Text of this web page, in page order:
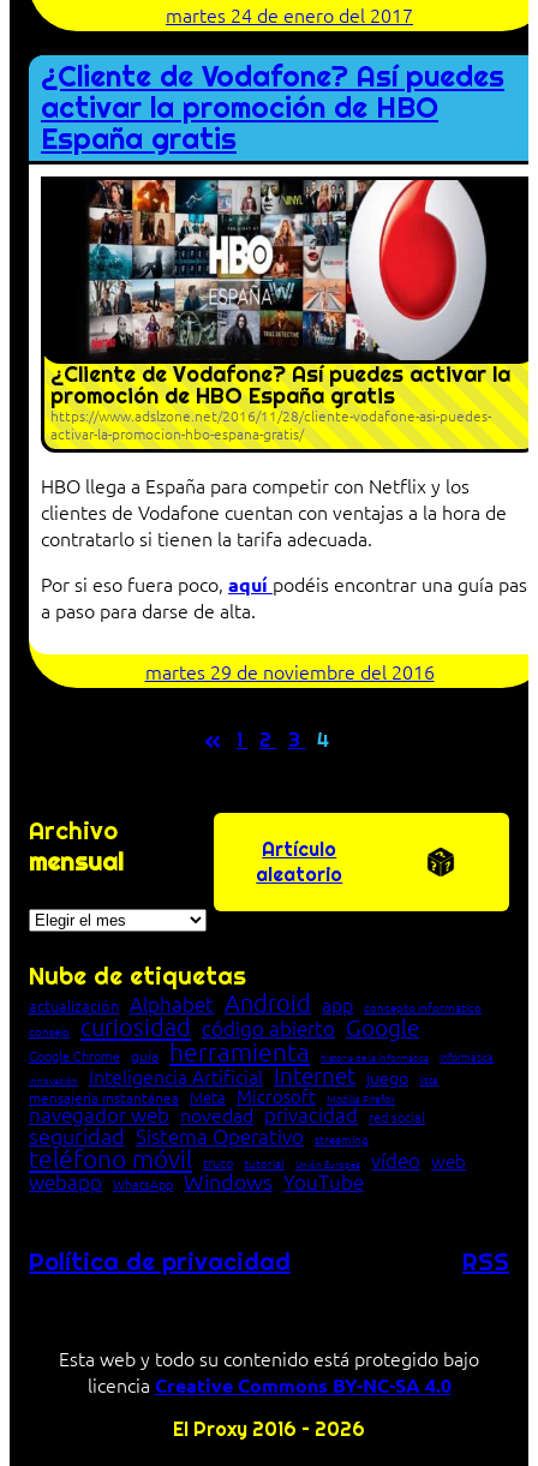
martes 24 de enero del 2017
¿Cliente de Vodafone? Así puedes
activar la promoción de HBO
España gratis
¿Cliente de Vodafone? Así puedes activar la
promoción de HBO España gratis
https://www.adslzone.net/2016/11/28/cliente-vodafone-asi-puedes-
activar-la-promocion-hbo-espana-gratis/
HBO llega a España para competir con Netflix y los
clientes de Vodafone cuentan con ventajas a la hora de
contratarlo si tienen la tarifa adecuada.
Por si eso fuera poco, aquí podéis encontrar una guía paso
a paso para darse de alta.
martes 29 de noviembre del 2016
« 1 2 3 4
Archivo
mensual
Archivos
Artículo
aleatorio
Nube de etiquetas
actualización Alphabet Android app concepto informático
consejo
curiosidad código abierto Google
Google Chrome guía herramienta historia de la Informática Informática
innovación Inteligencia Artificial Internet juego lista
mensajería instantánea Meta Microsoft Mozilla Firefox
navegador web novedad privacidad red social
seguridad Sistema Operativo streaming
teléfono móvil truco tutorial Unión Europea vídeo web
webapp WhatsApp Windows YouTube
Política de privacidad RSS
Esta web y todo su contenido está protegido bajo
licencia Creative Commons BY-NC-SA 4.0
El Proxy 2016 – 2026